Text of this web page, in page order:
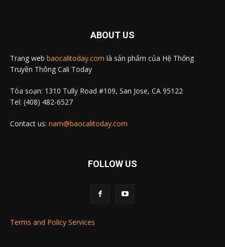
ABOUT US
Trang web baocalitoday.com là sản phẩm của Hệ Thống
Truyền Thông Cali Today
Tòa soạn: 1310 Tully Road #109, San Jose, CA 95122
Tel: (408) 482-6527
Contact us: nam@baocalitoday.com
FOLLOW US
Terms and Policy Services